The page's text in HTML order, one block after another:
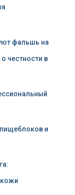
фальшь на
честности в
и
кожи